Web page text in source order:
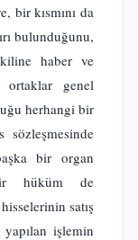
bir kısmını da
bulunduğunu,
haber ve
genel
herhangi bir
sözleşmesinde
bir organ
hüküm de
satış
yapılan işlemin